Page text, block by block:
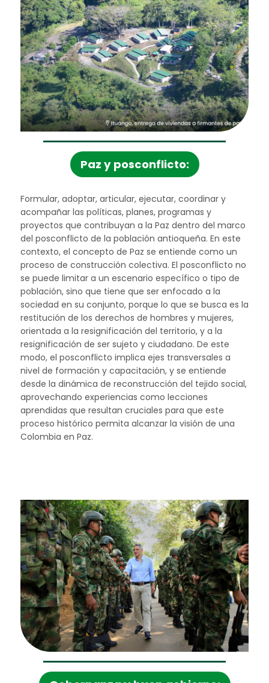
paz y posconflicto:
Formular, adoptar, articular, ejecutar, coordinar y
acompañar las políticas, planes, programas y
proyectos que contribuyan a la Paz dentro del marco
del posconflicto de la población antioqueña. En este
contexto, el concepto de Paz se entiende como un
proceso de construcción colectiva. El posconflicto no
se puede limitar a un escenario específico o tipo de
población, sino que tiene que ser enfocado a la
sociedad en su conjunto, porque lo que se busca es la
restitución de los derechos de hombres y mujeres,
orientada a la resignificación del territorio, y a la
resignificación de ser sujeto y ciudadano. De este
modo, el posconflicto implica ejes transversales a
nivel de formación y capacitación, y se entiende
desde la dinámica de reconstrucción del tejido social,
aprovechando experiencias como lecciones
aprendidas que resultan cruciales para que este
proceso histórico permita alcanzar la visión de una
Colombia en Paz.